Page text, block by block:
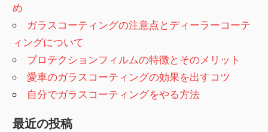
め
ガラスコーティングの注意点とディーラーコーテ
ィングについて
プロテクションフィルムの特徴とそのメリット
愛車のガラスコーティングの効果を出すコツ
自分でガラスコーティングをやる方法
最近の投稿